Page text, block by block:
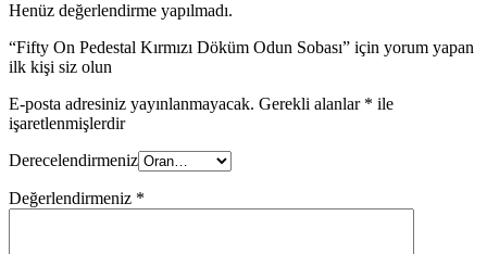
Henüz değerlendirme yapılmadı.
“Fifty On Pedestal Kırmızı Döküm Odun Sobası” için yorum yapan
ilk kişi siz olun
E-posta adresiniz yayınlanmayacak. Gerekli alanlar * ile
işaretlenmişlerdir
Derecelendirmeniz
Değerlendirmeniz *